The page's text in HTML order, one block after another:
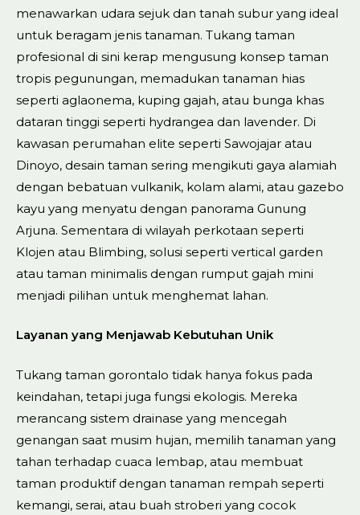
menawarkan udara sejuk dan tanah subur yang ideal
untuk beragam jenis tanaman. Tukang taman
profesional di sini kerap mengusung konsep taman
tropis pegunungan, memadukan tanaman hias
seperti aglaonema, kuping gajah, atau bunga khas
dataran tinggi seperti hydrangea dan lavender. Di
kawasan perumahan elite seperti Sawojajar atau
Dinoyo, desain taman sering mengikuti gaya alamiah
dengan bebatuan vulkanik, kolam alami, atau gazebo
kayu yang menyatu dengan panorama Gunung
Arjuna. Sementara di wilayah perkotaan seperti
Klojen atau Blimbing, solusi seperti vertical garden
atau taman minimalis dengan rumput gajah mini
menjadi pilihan untuk menghemat lahan.
Layanan yang Menjawab Kebutuhan Unik
Tukang taman gorontalo tidak hanya fokus pada
keindahan, tetapi juga fungsi ekologis. Mereka
merancang sistem drainase yang mencegah
genangan saat musim hujan, memilih tanaman yang
tahan terhadap cuaca lembap, atau membuat
taman produktif dengan tanaman rempah seperti
kemangi, serai, atau buah stroberi yang cocok